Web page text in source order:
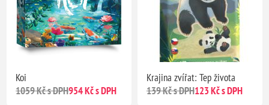
Koi
1059 Kč s DPH954 Kč s DPH
Krajina zvířat: Tep života
139 Kč s DPH123 Kč s DPH